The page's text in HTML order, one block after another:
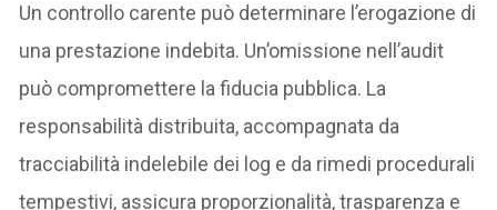
Un controllo carente può determinare l’erogazione di
una prestazione indebita. Un’omissione nell’audit
può compromettere la fiducia pubblica. La
responsabilità distribuita, accompagnata da
tracciabilità indelebile dei log e da rimedi procedurali
tempestivi, assicura proporzionalità, trasparenza e